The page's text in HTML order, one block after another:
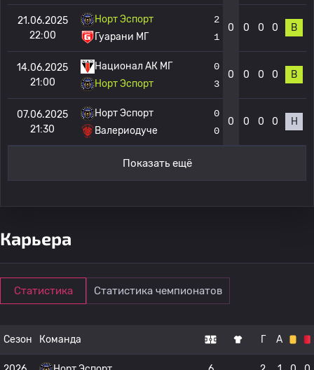
21.06.2025
22:00
Норт Эспорт
Гуарани МГ
2
1
0 0 0 0 В
14.06.2025
21:00
Национал АК МГ
Норт Эспорт
0
3
0 0 0 0 В
07.06.2025
21:30
Норт Эспорт
Валериодуче
0
0
0 0 0 0 Н
Показать ещё
Карьера
Статистика Статистика чемпионатов
Сезон Команда Г А